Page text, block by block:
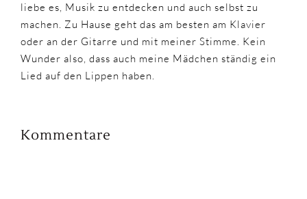
liebe es, Musik zu entdecken und auch selbst zu
machen. Zu Hause geht das am besten am Klavier
oder an der Gitarre und mit meiner Stimme. Kein
Wunder also, dass auch meine Mädchen ständig ein
Lied auf den Lippen haben.
Kommentare